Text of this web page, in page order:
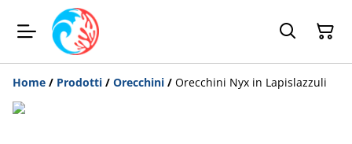
Home / Prodotti / Orecchini / Orecchini Nyx in Lapislazzuli